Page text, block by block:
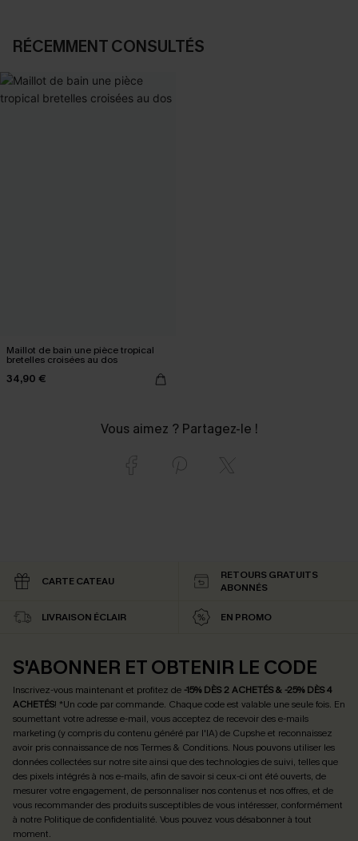
RÉCEMMENT CONSULTÉS
Maillot de bain une pièce tropical
bretelles croisées au dos
34,90 €
Vous aimez ? Partagez-le !
CARTE CATEAU
RETOURS GRATUITS
ABONNÉS
LIVRAISON ÉCLAIR EN PROMO
S'ABONNER ET OBTENIR LE CODE
Inscrivez-vous maintenant et profitez de -15% DÈS 2 ACHETÉS & -25% DÈS 4
ACHETÉS! *Un code par commande. Chaque code est valable une seule fois. En
soumettant votre adresse e-mail, vous acceptez de recevoir des e-mails
marketing (y compris du contenu généré par l'IA) de Cupshe et reconnaissez
avoir pris connaissance de nosTermes & Conditions. Nous pouvons utiliser les
données collectées sur notre site ainsi que des technologies de suivi, telles que
des pixels intégrés à nos e-mails, afin de savoir si ceux-ci ont été ouverts, de
mesurer votre engagement, de personnaliser nos contenus et nos offres, et de
vous recommander des produits susceptibles de vous intéresser, conformément
à notre Politique de confidentialité. Vous pouvez vous désabonner à tout
moment.